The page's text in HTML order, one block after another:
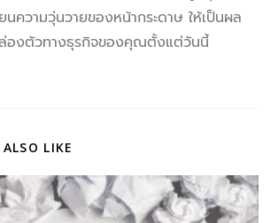
นความวุ่นวายของหน้ากระดาษ ให้เป็นผล
ล่องตัวทางธุรกิจของคุณตั้งแต่วันนี้
LIKE